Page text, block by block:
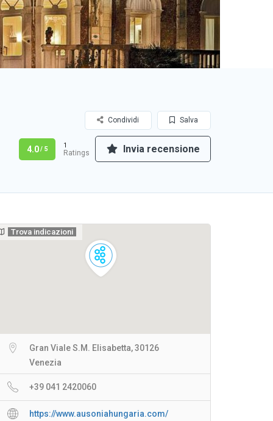
Salva
Condividi
4.0/ 5 1
Ratings Invia recensione
Trova indicazioni
Gran Viale S.M. Elisabetta, 30126
Venezia
+39 041 2420060
https://www.ausoniahungaria.com/